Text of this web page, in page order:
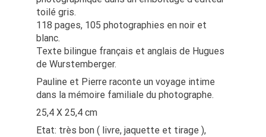
toilé gris.
118 pages, 105 photographies en noir et
blanc.
Texte bilingue français et anglais de Hugues
de Wurstemberger.
Pauline et Pierre raconte un voyage intime
dans la mémoire familiale du photographe.
25,4 X 25,4 cm
Etat: très bon ( livre, jaquette et tirage ),